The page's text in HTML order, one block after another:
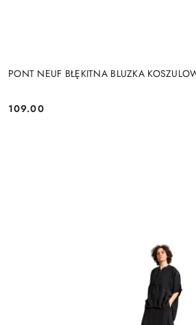
PONT NEUF BŁĘKITNA BLUZKA
Cena:
109.00